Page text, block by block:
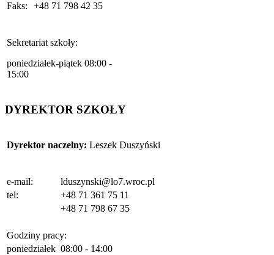
Faks:
+48 71 798 42 35
Sekretariat szkoły:
poniedziałek-piątek 08:00 -
15:00
DYREKTOR SZKOŁY
Dyrektor naczelny: Leszek Duszyński
e-mail:
lduszynski@lo7.wroc.pl
tel:
+48 71 361 75 11
+48 71 798 67 35
Godziny pracy:
poniedziałek 08:00 - 14:00